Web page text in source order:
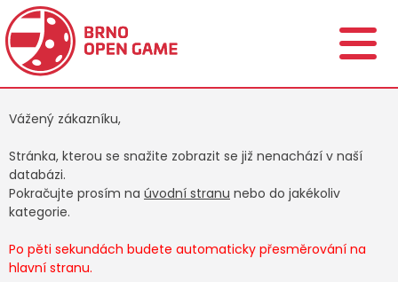
Vážený zákazníku,
Stránka, kterou se snažite zobrazit se již nenachází v naší
databázi.
Pokračujte prosím na úvodní stranu nebo do jakékoliv
kategorie.
Po pěti sekundách budete automaticky přesměrování na
hlavní stranu.